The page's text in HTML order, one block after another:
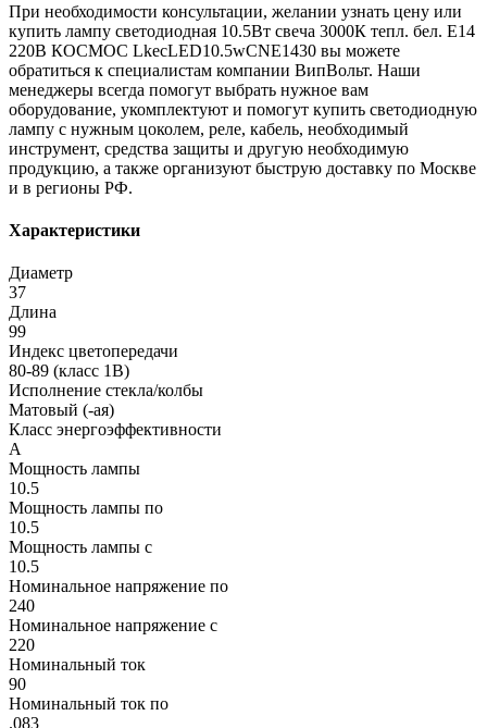
При необходимости консультации, желании узнать цену или
купить лампу светодиодная 10.5Вт свеча 3000К тепл. бел. E14
220В КОСМОС LkecLED10.5wCNE1430 вы можете
обратиться к специалистам компании ВипВольт. Наши
менеджеры всегда помогут выбрать нужное вам
оборудование, укомплектуют и помогут купить светодиодную
лампу с нужным цоколем, реле, кабель, необходимый
инструмент, средства защиты и другую необходимую
продукцию, а также организуют быструю доставку по Москве
и в регионы РФ.
Характеристики
Диаметр
37
Длина
99
Индекс цветопередачи
80-89 (класс 1В)
Исполнение стекла/колбы
Матовый (-ая)
Класс энергоэффективности
A
Мощность лампы
10.5
Мощность лампы по
10.5
Мощность лампы с
10.5
Номинальное напряжение по
240
Номинальное напряжение с
220
Номинальный ток
90
Номинальный ток по
.083